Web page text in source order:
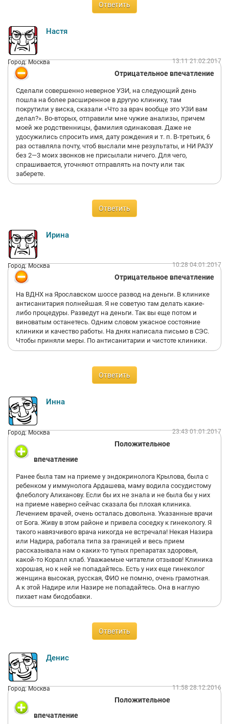
Ответить
Настя
Город: Москва 13:11 21.02.2017
Отрицательное впечатление
Сделали совершенно неверное УЗИ, на следующий день
пошла на более расширенное в другую клинику, там
покрутили у виска, сказали «Что за врач вообще это УЗИ вам
делал?». Во-вторых, отправили мне чужие анализы, причем
моей же родственницы, фамилия одинаковая. Даже не
удосужились спросить имя, дату рождения и т. п. В-третьих, 6
раз оставляла почту, чтоб выслали мне результаты, и НИ РАЗУ
без 2—3 моих звонков не присылали ничего. Для чего,
спрашивается, уточняют отправлять на почту или так
заберете.
Ответить
Ирина
Город: Москва 10:28 04.01.2017
Отрицательное впечатление
На ВДНХ на Ярославском шоссе развод на деньги. В клинике
антисанитария полнейшая. Я не советую там делать какие-
либо процедуры. Разведут на деньги. Так вы еще потом и
виноватым останетесь. Одним словом ужасное состояние
клиники и качество работы. На днях написала письмо в СЭС.
Чтобы приняли меры. По антисанитарии и чистоте клиники.
Ответить
Инна
Город: Москва 23:43 01.01.2017
Положительное
впечатление
Ранее была там на приеме у эндокринолога Крылова, была с
ребенком у иммунолога Ардашева, маму водила сосудистому
флебологу Алиханову. Если бы их не знала и не была бы у них
на приеме наверно сейчас сказала бы плохая клиника.
Лечением врачей, очень осталась довольна. Указанные врачи
от Бога. Живу в этом районе и привела соседку к гинекологу. Я
такого навязчивого врача никогда не встречала! Некая Назира
или Надира, работала типа за границей и весь прием
рассказывала нам о каких-то тупых препаратах здоровья,
какой-то Коралл клаб. Уважаемые читатели отзывов! Клиника
хорошая, но к ней не попадайтесь. Есть у них еще гинеколог
женщина высокая, русская, ФИО не помню, очень грамотная.
А к этой Надире или Назире не попадайтесь. Она в наглую
пихает нам биодобавки.
Ответить
Денис
Город: Москва 11:58 28.12.2016
Положительное
впечатление